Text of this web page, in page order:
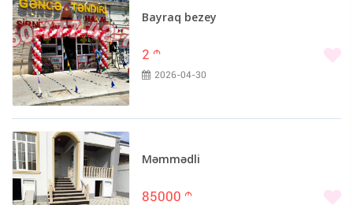
Bayraq bezey
2 m
2026-04-30
Məmmədli
85000 m